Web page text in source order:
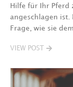
Hilfe für Ihr Pferd
angeschlagen ist.
Frage, wie sie
VIEW POST